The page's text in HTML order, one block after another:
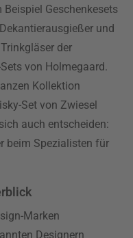
Geschenkesets
und
der
von Holmegaard.
Kollektion
Set von Zwiesel
auch entscheiden:
beim Spezialisten für
Marken
Designern